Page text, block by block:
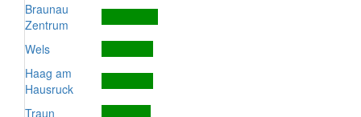
Braunau
Zentrum
Wels
Haag am
Hausruck
Traun